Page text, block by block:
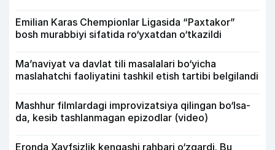
Emilian Karas Chempionlar Ligasida “Paxtakor”
bosh murabbiyi sifatida ro‘yxatdan o‘tkazildi
Ma’naviyat va davlat tili masalalari bo‘yicha
maslahatchi faoliyatini tashkil etish tartibi belgilandi
Mashhur filmlardagi improvizatsiya qilingan bo‘lsa-
da, kesib tashlanmagan epizodlar (video)
Eronda Xavfsizlik kengashi rahbari o‘zgardi. Bu